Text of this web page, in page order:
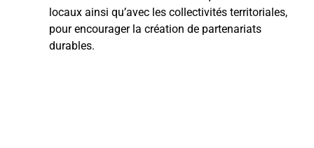
locaux ainsi qu’avec les collectivités territoriales,
pour encourager la création de partenariats
durables.